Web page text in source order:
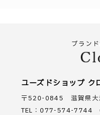
ブラン
ユーズドショップ ク
〒520-0845 滋賀県大
TEL：077-574-7744